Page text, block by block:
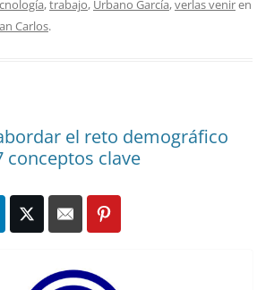
,trabajo, Urbano García,verlas veniren
Carlos.
el reto demográfico
conceptos clave